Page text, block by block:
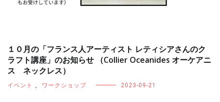
１０月の「フランス人アーティスト レティシアさんのク
ラフト講座」のお知らせ （Collier Oceanides オーケアニ
ス ネックレス）
イベント , ワークショップ 2023-09-21